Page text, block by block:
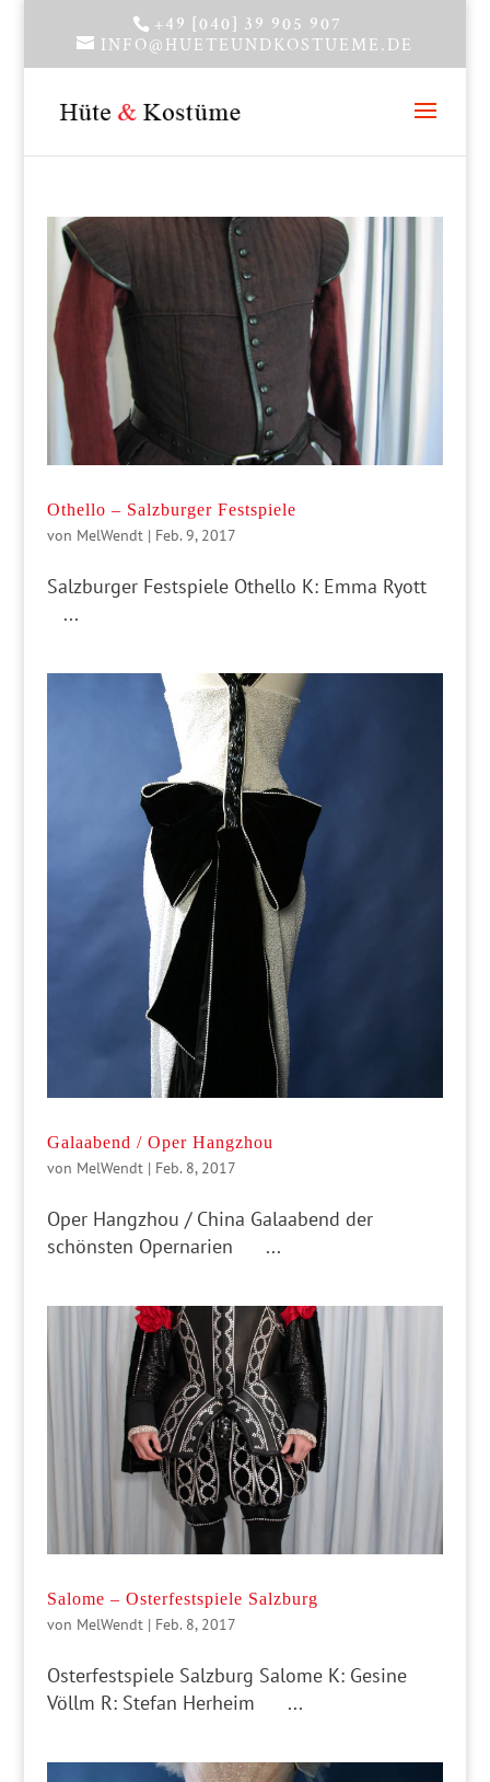
+49 [040] 39 905 907
INFO@HUETEUNDKOSTUEME.DE
Othello – Salzburger Festspiele
von MelWendt| Feb. 9, 2017
Salzburger Festspiele Othello K: Emma Ryott
...
Galaabend / Oper Hangzhou
von MelWendt| Feb. 8, 2017
Oper Hangzhou / China Galaabend der
schönsten Opernarien ...
Salome – Osterfestspiele Salzburg
von MelWendt| Feb. 8, 2017
Osterfestspiele Salzburg Salome K: Gesine
Völlm R: Stefan Herheim ...